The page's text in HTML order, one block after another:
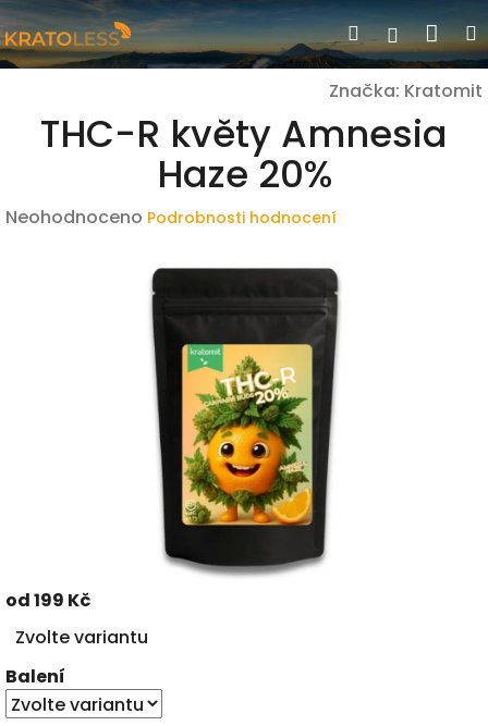
Přejít
na
obsah
Hledat
Značka: Kratomit
THC-R květy Amnesia
Haze 20%
Průměrné
Neohodnoceno Podrobnosti hodnocení
od199 Kč
cena:
Zvolte variantu
Balení